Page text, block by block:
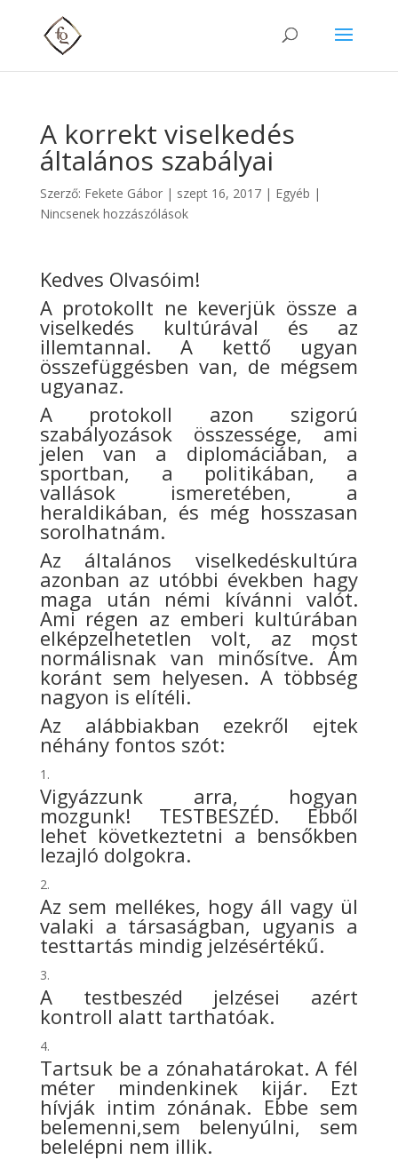
A korrekt viselkedés
általános szabályai
Szerző: Fekete Gábor| szept 16, 2017| Egyéb |
Nincsenek hozzászólások
Kedves Olvasóim!
A protokollt ne keverjük össze a
viselkedés kultúrával és az
illemtannal. A kettő ugyan
összefüggésben van, de mégsem
ugyanaz.
A protokoll azon szigorú
szabályozások összessége, ami
jelen van a diplomáciában, a
sportban, a politikában, a
vallások ismeretében, a
heraldikában, és még hosszasan
sorolhatnám.
Az általános viselkedéskultúra
azonban az utóbbi években hagy
maga után némi kívánni valót.
Ami régen az emberi kultúrában
elképzelhetetlen volt, az most
normálisnak van minősítve. Ám
koránt sem helyesen. A többség
nagyon is elítéli.
Az alábbiakban ezekről ejtek
néhány fontos szót:
Vigyázzunk arra, hogyan
mozgunk! TESTBESZÉD. Ebből
lehet következtetni a bensőkben
lezajló dolgokra.
Az sem mellékes, hogy áll vagy ül
valaki a társaságban, ugyanis a
testtartás mindig jelzésértékű.
A testbeszéd jelzései azért
kontroll alatt tarthatóak.
Tartsuk be a zónahatárokat. A fél
méter mindenkinek kijár. Ezt
hívják intim zónának. Ebbe sem
belemenni,sem belenyúlni, sem
belelépni nem illik.